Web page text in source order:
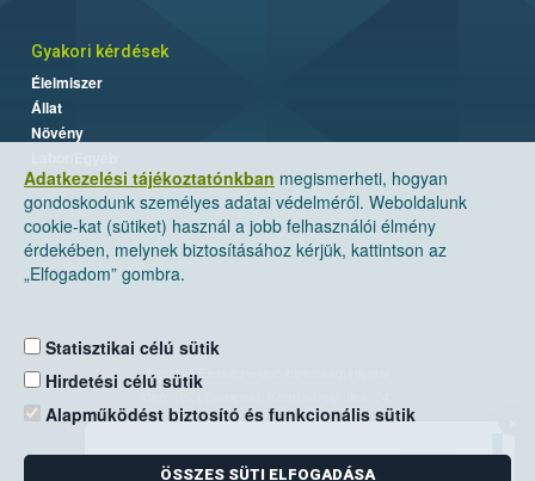
Adatkezelési tájékoztatónkban megismerheti, hogyan
gondoskodunk személyes adatai védelméről. Weboldalunk
cookie-kat (sütiket) használ a jobb felhasználói élmény
érdekében, melynek biztosításához kérjük, kattintson az
„Elfogadom” gombra.
Statisztikai célú sütik
Hirdetési célú sütik
Alapműködést biztosító és funkcionális sütik
ÖSSZES SÜTI ELFOGADÁSA
Gyakori kérdések
Élelmiszer
Állat
Növény
Nemzeti Élelmiszerlánc-biztonsági Hivatal
Levelezési cím: 1525 Budapest. Pf. 30.